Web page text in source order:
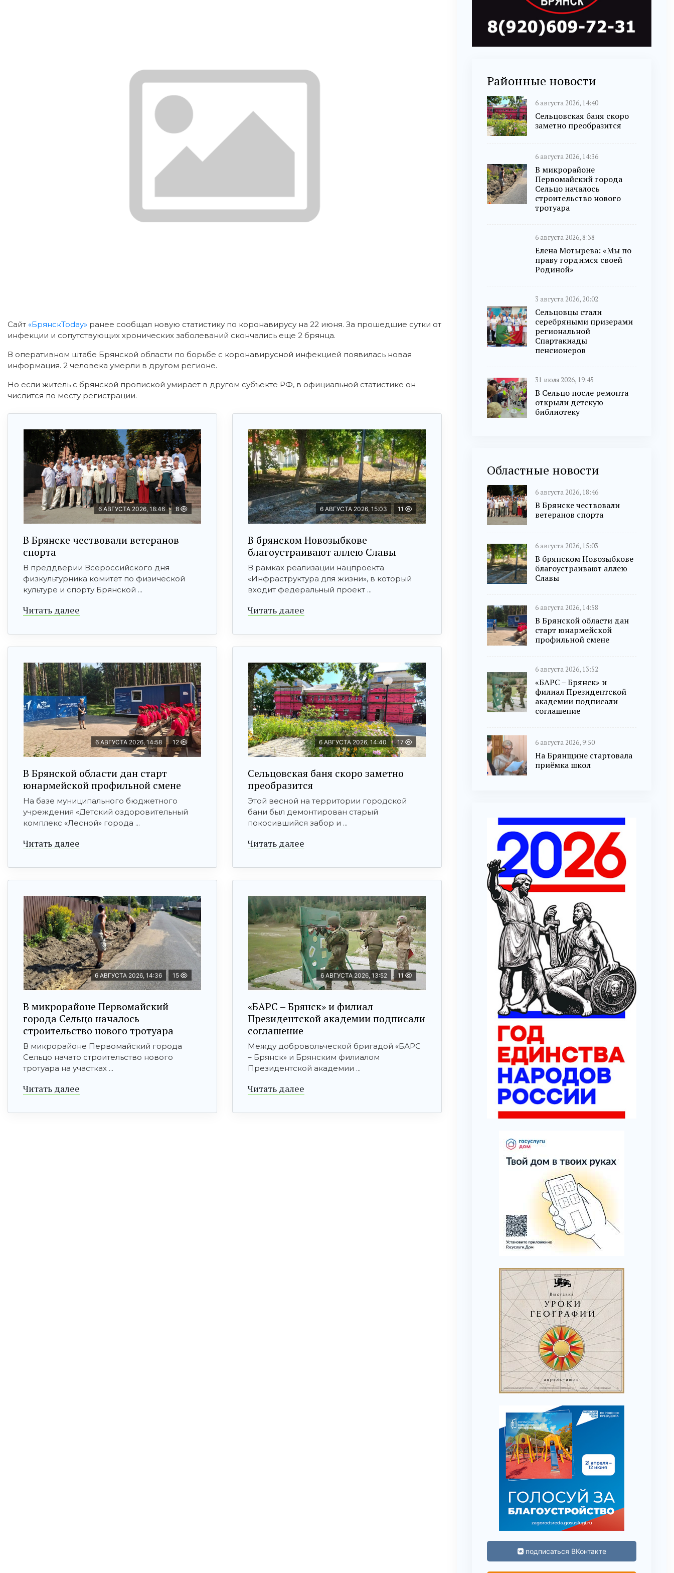
Сайт «БрянскToday» ранее сообщал новую статистику по коронавирусу на 22 июня. За прошедшие сутки от
инфекции и сопутствующих хронических заболеваний скончались еще 2 брянца.
В оперативном штабе Брянской области по борьбе с коронавирусной инфекцией появилась новая
информация. 2 человека умерли в другом регионе.
Но если житель с брянской пропиской умирает в другом субъекте РФ, в официальной статистике он
числится по месту регистрации.
6 АВГУСТА 2026, 18:46 8
В Брянске чествовали ветеранов
спорта
В преддверии Всероссийского дня
физкультурника комитет по физической
культуре и спорту Брянской ...
Читать далее
6 АВГУСТА 2026, 15:03 11
В брянском Новозыбкове
благоустраивают аллею Славы
В рамках реализации нацпроекта
«Инфраструктура для жизни», в который
входит федеральный проект ...
Читать далее
6 АВГУСТА 2026, 14:58 12
В Брянской области дан старт
юнармейской профильной смене
На базе муниципального бюджетного
учреждения «Детский оздоровительный
комплекс «Лесной» города ...
Читать далее
6 АВГУСТА 2026, 14:40 17
Сельцовская баня скоро заметно
преобразится
Этой весной на территории городской
бани был демонтирован старый
покосившийся забор и ...
Читать далее
6 АВГУСТА 2026, 14:36 15
В микрорайоне Первомайский
города Сельцо началось
строительство нового тротуара
В микрорайоне Первомайский города
Сельцо начато строительство нового
тротуара на участках ...
Читать далее
6 АВГУСТА 2026, 13:52 11
«БАРС – Брянск» и филиал
Президентской академии подписали
соглашение
Между добровольческой бригадой «БАРС
– Брянск» и Брянским филиалом
Президентской академии ...
Читать далее
Районные новости
6 августа 2026, 14:40
Сельцовская баня скоро
заметно преобразится
6 августа 2026, 14:36
В микрорайоне
Первомайский города
Сельцо началось
строительство нового
тротуара
6 августа 2026, 8:38
Елена Мотырева: «Мы по
праву гордимся своей
Родиной»
3 августа 2026, 20:02
Сельцовцы стали
серебряными призерами
региональной
Спартакиады
пенсионеров
31 июля 2026, 19:45
В Сельцо после ремонта
открыли детскую
библиотеку
Областные новости
6 августа 2026, 18:46
В Брянске чествовали
ветеранов спорта
6 августа 2026, 15:03
В брянском Новозыбкове
благоустраивают аллею
Славы
6 августа 2026, 14:58
В Брянской области дан
старт юнармейской
профильной смене
6 августа 2026, 13:52
«БАРС – Брянск» и
филиал Президентской
академии подписали
соглашение
6 августа 2026, 9:50
На Брянщине стартовала
приёмка школ
подписаться ВКонтакте